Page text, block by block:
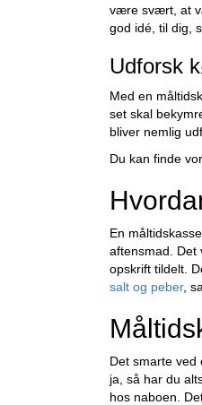
være svært, at
god idé, til dig,
Udforsk
Med en
set skal
bliver nemlig
Du kan finde
En
aftensmad. Det
opskrift tildelt.
salt og peber,
Det smarte ved
ja, så har du
hos naboen.